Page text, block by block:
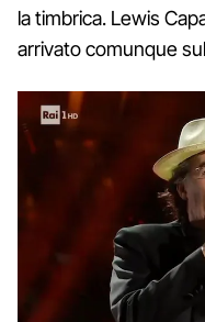
la timbrica. Lewis
arrivato comunque